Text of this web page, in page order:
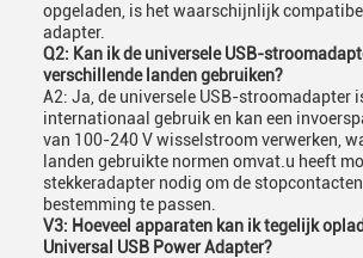
opgeladen, is het waarschijnlijk
adapter.
Q2: Kan ik de universele USB-
verschillende landen gebruiken?
A2: Ja, de universele USB-stroomadapter
internationaal gebruik en kan een
van 100-240 V wisselstroom verwerken,
landen gebruikte normen omvat.u heeft
stekkeradapter nodig om de
bestemming te passen.
V3: Hoeveel apparaten kan ik tegelijk
Universal USB Power Adapter?